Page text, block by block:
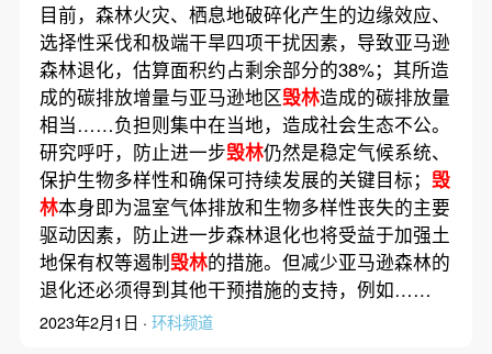
目前，森林火灾、栖息地破碎化产生的边缘效应、
选择性采伐和极端干旱四项干扰因素，导致亚马逊
森林退化，估算面积约占剩余部分的38%；其所造
成的碳排放增量与亚马逊地区毁林造成的碳排放量
相当……负担则集中在当地，造成社会生态不公。
研究呼吁，防止进一步毁林仍然是稳定气候系统、
保护生物多样性和确保可持续发展的关键目标； 毁
林本身即为温室气体排放和生物多样性丧失的主要
驱动因素，防止进一步森林退化也将受益于加强土
地保有权等遏制毁林的措施。但减少亚马逊森林的
退化还必须得到其他干预措施的支持，例如……
2023年2月1日 · 环科频道